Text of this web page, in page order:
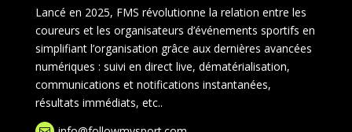
Lancé en 2025, FMS révolutionne la relation entre les
coureurs et les organisateurs d’événements sportifs en
simplifiant l’organisation grâce aux dernières avancées
numériques : suivi en direct live, dématérialisation,
communications et notifications instantanées,
résultats immédiats, etc..